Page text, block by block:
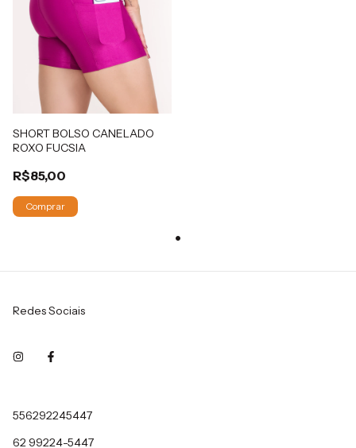
SHORT BOLSO CANELADO
ROXO FUCSIA
R$85,00
Comprar
Redes Sociais
556292245447
62 99224-5447